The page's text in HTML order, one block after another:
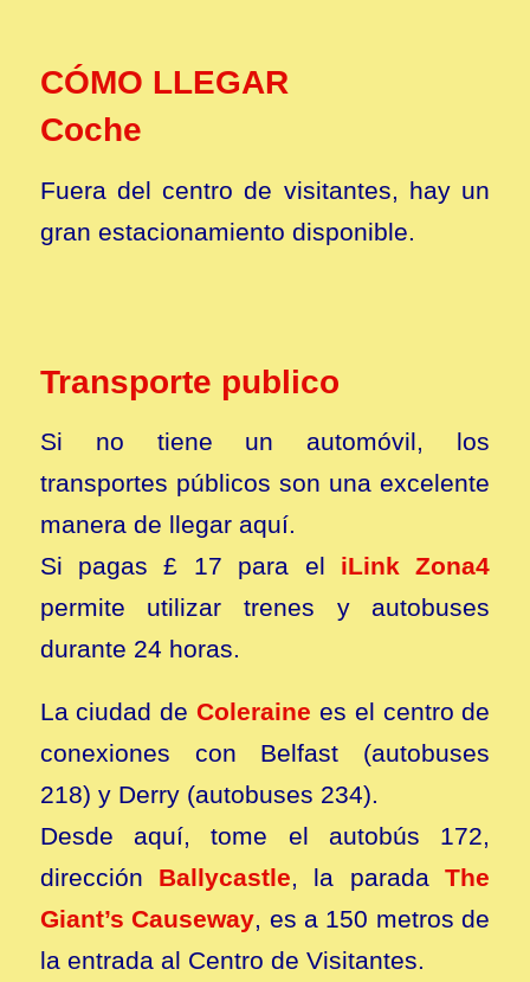
CÓMO LLEGAR
Coche
Fuera del centro de visitantes, hay un
gran estacionamiento disponible.
Transporte publico
Si no tiene un automóvil, los
transportes públicos son una excelente
manera de llegar aquí.
Si pagas £ 17 para el iLink Zona4
permite utilizar trenes y autobuses
durante 24 horas.
La ciudad deColeraine es el centro de
conexiones con Belfast (autobuses
218) y Derry (autobuses 234).
Desde aquí, tome el autobús 172,
dirección Ballycastle, la paradaThe
Giant’s Causeway, es a 150 metros de
la entrada al Centro de Visitantes.